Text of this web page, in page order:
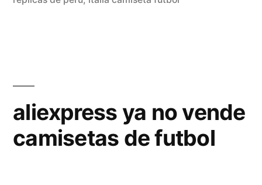
aliexpress ya no vende
camisetas de futbol